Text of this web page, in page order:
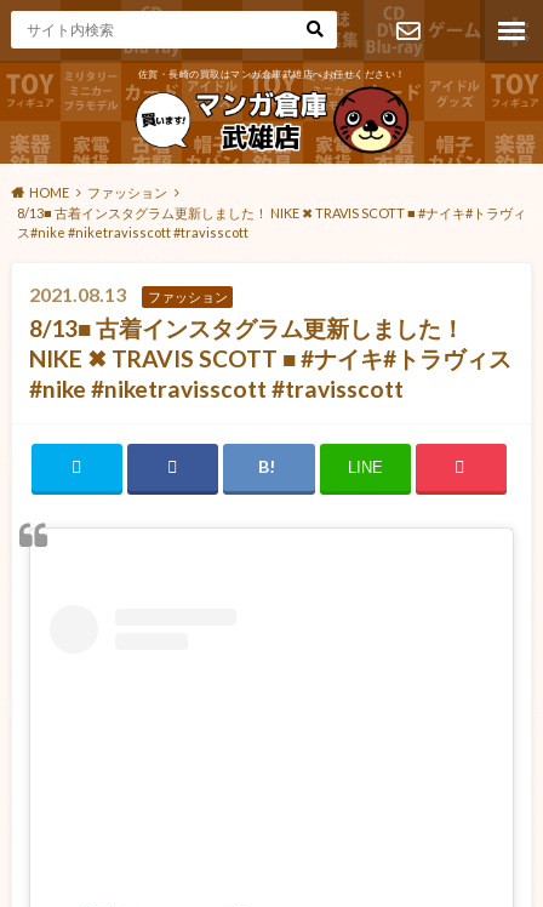
佐賀・長崎の買取はマンガ倉庫武雄店へお任せください！
お問い合わ
せ
HOME
ファッション
8/13■ 古着インスタグラム更新しました！ NIKE ✖︎ TRAVIS SCOTT ■ #ナイキ#トラヴィ
ス#nike #niketravisscott #travisscott
2021.08.13 ファッション
8/13■ 古着インスタグラム更新しました！
NIKE ✖︎ TRAVIS SCOTT ■ #ナイキ#トラヴィス
#nike #niketravisscott #travisscott
LINE